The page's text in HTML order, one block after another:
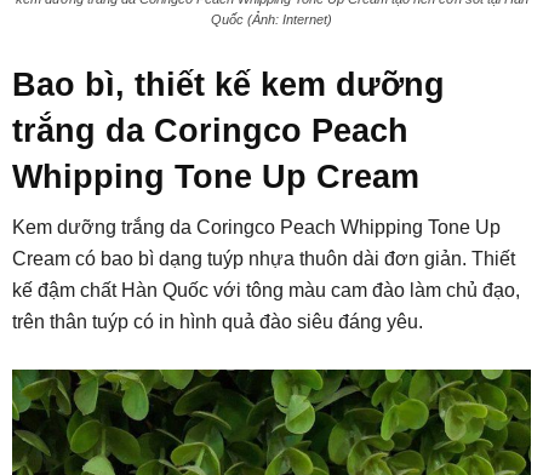
Quốc (Ảnh: Internet)
Bao bì, thiết kế kem dưỡng
trắng da Coringco Peach
Whipping Tone Up Cream
Kem dưỡng trắng da Coringco Peach Whipping Tone Up
Cream có bao bì dạng tuýp nhựa thuôn dài đơn giản. Thiết
kế đậm chất Hàn Quốc với tông màu cam đào làm chủ đạo,
trên thân tuýp có in hình quả đào siêu đáng yêu.